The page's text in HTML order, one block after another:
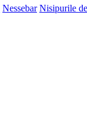
Nessebar Nisipurile